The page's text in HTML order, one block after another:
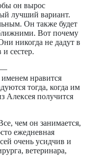
он вырос
лучший вариант.
Он также будет
Вот почему
никогда не дадут в
и сестер.
—
нравится
тогда, когда им
Алексея получится
чем он занимается,
ежедневная
очень усидчив и
ветеринара,